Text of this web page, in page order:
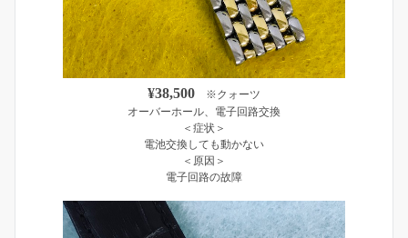
¥38,500 ※クォーツ
オーバーホール、電子回路交換
＜症状＞
電池交換しても動かない
＜原因＞
電子回路の故障